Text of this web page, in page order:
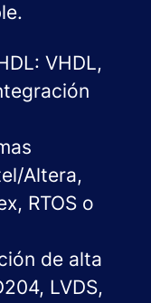
VHDL,
Altera,
RTOS o
de alta
LVDS,